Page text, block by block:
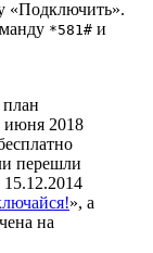
«Подключить».
*581# и
июня 2018
перешли
», а
на